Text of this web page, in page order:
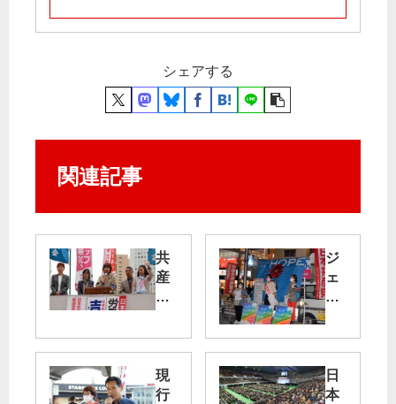
シェアする
関連記事
共
産
党
働
者
後
援
ジ
ェ
ン
ダ
ー
平
等
を
現
行
日
本